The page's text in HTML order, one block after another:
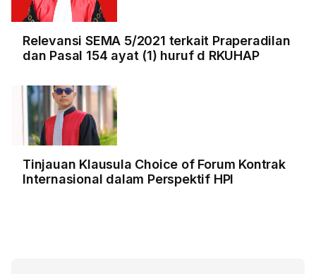
Relevansi SEMA 5/2021 terkait Praperadilan
dan Pasal 154 ayat (1) huruf d RKUHAP
Tinjauan Klausula Choice of Forum Kontrak
Internasional dalam Perspektif HPI